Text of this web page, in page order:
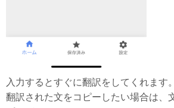
入力するとすぐに翻訳をしてくれます。
翻訳された文をコピーしたい場合は、